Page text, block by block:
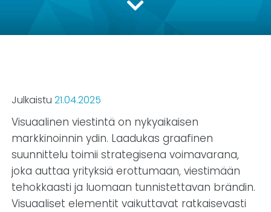
Julkaistu21.04.2025
Visuaalinen viestintä on nykyaikaisen
markkinoinnin ydin. Laadukas graafinen
suunnittelu toimii strategisena voimavarana,
joka auttaa yrityksiä erottumaan, viestimään
tehokkaasti ja luomaan tunnistettavan brändin.
Visuaaliset elementit vaikuttavat ratkaisevasti